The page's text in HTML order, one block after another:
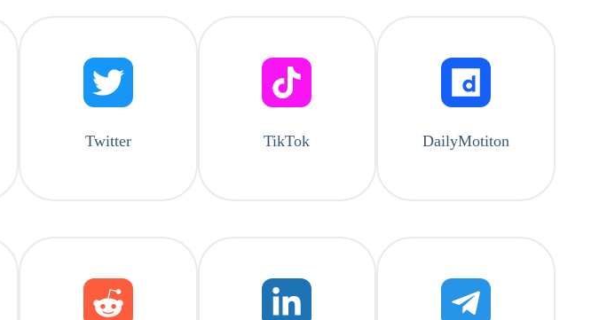
Twitter TikTok DailyMotiton